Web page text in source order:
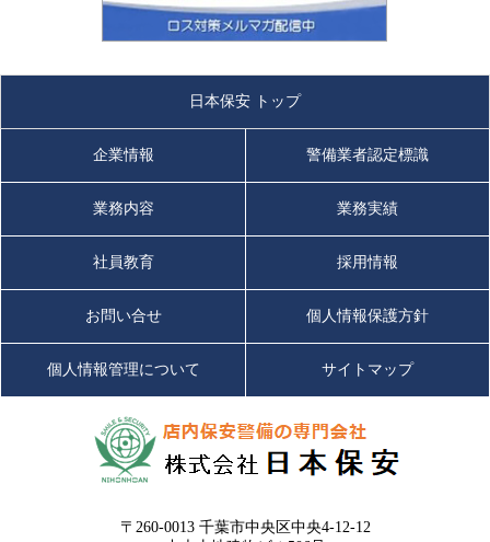
日本保安 トップ
企業情報 警備業者認定標識
業務内容 業務実績
社員教育 採用情報
お問い合せ 個人情報保護方針
個人情報管理について サイトマップ
〒260-0013 千葉市中央区中央4-12-12